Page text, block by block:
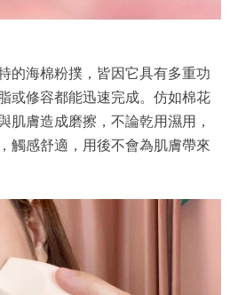
的海棉粉撲，皆因它具有多重功
或修容都能迅速完成。仿如棉花
肌膚造成磨擦，不論乾用濕用，
觸感舒適，用後不會為肌膚帶來